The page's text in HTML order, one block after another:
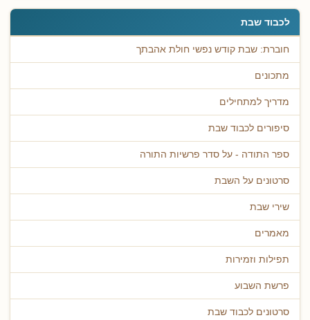
לכבוד שבת
חוברת: שבת קודש נפשי חולת אהבתך
מתכונים
מדריך למתחילים
סיפורים לכבוד שבת
ספר התודה - על סדר פרשיות התורה
סרטונים על השבת
שירי שבת
מאמרים
תפילות וזמירות
פרשת השבוע
סרטונים לכבוד שבת